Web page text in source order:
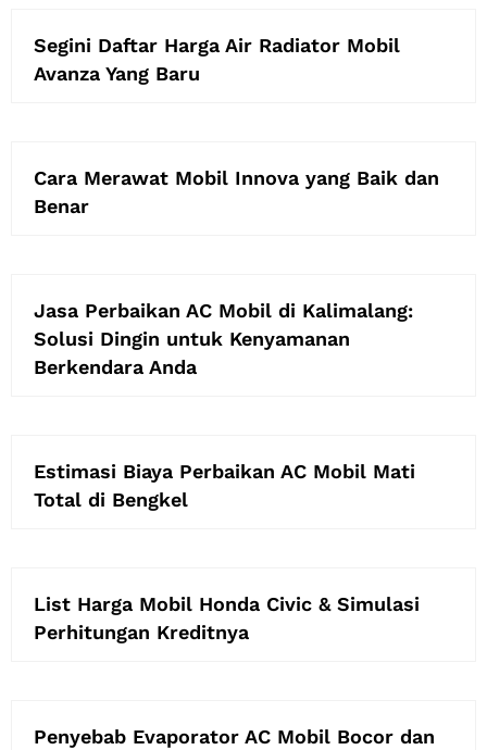
Segini Daftar Harga Air Radiator Mobil
Avanza Yang Baru
Cara Merawat Mobil Innova yang Baik dan
Benar
Jasa Perbaikan AC Mobil di Kalimalang:
Solusi Dingin untuk Kenyamanan
Berkendara Anda
Estimasi Biaya Perbaikan AC Mobil Mati
Total di Bengkel
List Harga Mobil Honda Civic & Simulasi
Perhitungan Kreditnya
Penyebab Evaporator AC Mobil Bocor dan